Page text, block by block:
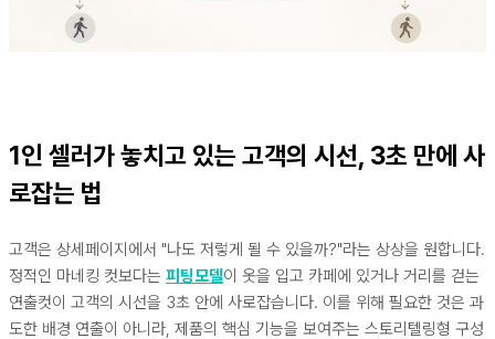
1인 셀러가 놓치고 있는 고객의 시선, 3초 만에 사
로잡는 법
고객은 상세페이지에서 "나도 저렇게 될 수 있을까?"라는 상상을 원합니다.
정적인 마네킹 컷보다는 피팅모델이 옷을 입고 카페에 있거나 거리를 걷는
연출컷이 고객의 시선을 3초 안에 사로잡습니다. 이를 위해 필요한 것은 과
도한 배경 연출이 아니라, 제품의 핵심 기능을 보여주는 스토리텔링형 구성